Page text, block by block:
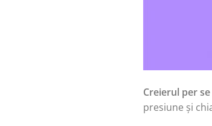
Creierul per
presiune și